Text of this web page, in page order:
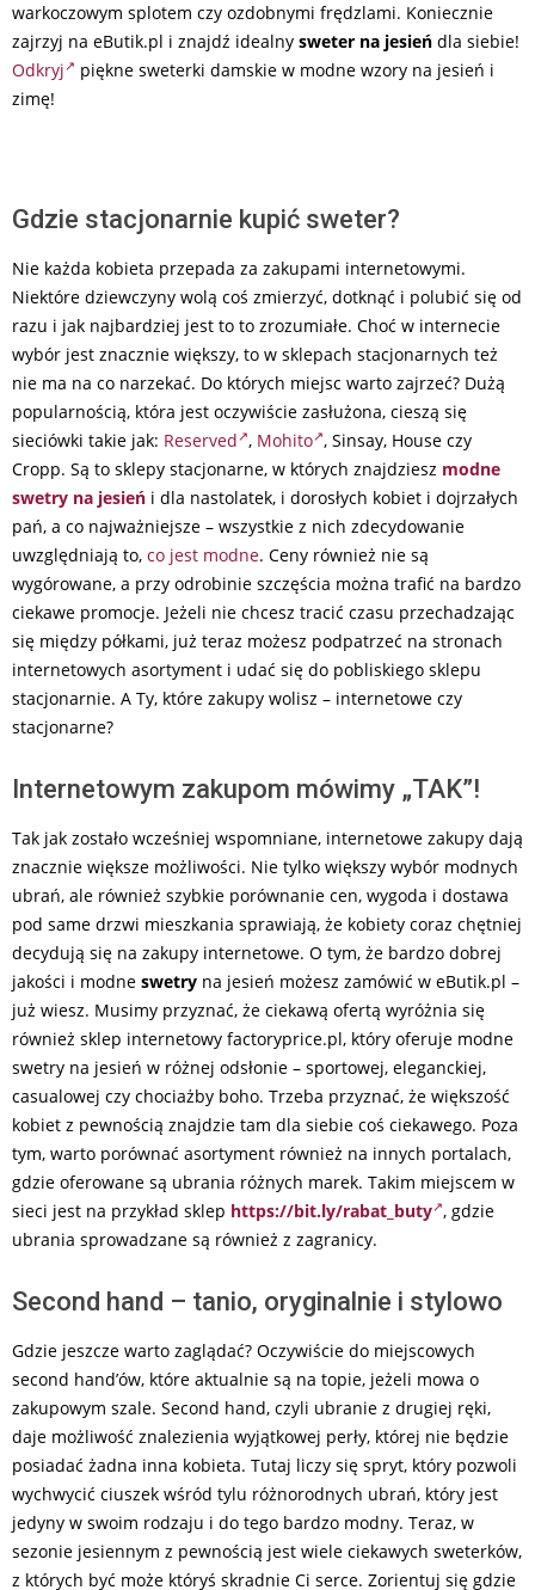
warkoczowym splotem czy ozdobnymi frędzlami. Koniecznie
zajrzyj na eButik.pl i znajdź idealny sweter na jesień dla siebie!
Odkryj
piękne sweterki damskie w modne wzory na jesień i
zimę!
Gdzie stacjonarnie kupić sweter?
Nie każda kobieta przepada za zakupami internetowymi.
Niektóre dziewczyny wolą coś zmierzyć, dotknąć i polubić się od
razu i jak najbardziej jest to to zrozumiałe. Choć w internecie
wybór jest znacznie większy, to w sklepach stacjonarnych też
nie ma na co narzekać. Do których miejsc warto zajrzeć? Dużą
popularnością, która jest oczywiście zasłużona, cieszą się
sieciówki takie jak: Reserved , Mohito , Sinsay, House czy
Cropp. Są to sklepy stacjonarne, w których znajdziesz modne
swetry na jesień i dla nastolatek, i dorosłych kobiet i dojrzałych
pań, a co najważniejsze – wszystkie z nich zdecydowanie
uwzględniają to, co jest modne. Ceny również nie są
wygórowane, a przy odrobinie szczęścia można trafić na bardzo
ciekawe promocje. Jeżeli nie chcesz tracić czasu przechadzając
się między półkami, już teraz możesz podpatrzeć na stronach
internetowych asortyment i udać się do pobliskiego sklepu
stacjonarnie. A Ty, które zakupy wolisz – internetowe czy
stacjonarne?
Internetowym zakupom mówimy „TAK”!
Tak jak zostało wcześniej wspomniane, internetowe zakupy dają
znacznie większe możliwości. Nie tylko większy wybór modnych
ubrań, ale również szybkie porównanie cen, wygoda i dostawa
pod same drzwi mieszkania sprawiają, że kobiety coraz chętniej
decydują się na zakupy internetowe. O tym, że bardzo dobrej
jakości i modne swetry na jesień możesz zamówić w eButik.pl –
już wiesz. Musimy przyznać, że ciekawą ofertą wyróżnia się
również sklep internetowy factoryprice.pl, który oferuje modne
swetry na jesień w różnej odsłonie – sportowej, eleganckiej,
casualowej czy chociażby boho. Trzeba przyznać, że większość
kobiet z pewnością znajdzie tam dla siebie coś ciekawego. Poza
tym, warto porównać asortyment również na innych portalach,
gdzie oferowane są ubrania różnych marek. Takim miejscem w
sieci jest na przykład sklep https://bit.ly/rabat_buty , gdzie
ubrania sprowadzane są również z zagranicy.
Second hand – tanio, oryginalnie i stylowo
Gdzie jeszcze warto zaglądać? Oczywiście do miejscowych
second hand’ów, które aktualnie są na topie, jeżeli mowa o
zakupowym szale. Second hand, czyli ubranie z drugiej ręki,
daje możliwość znalezienia wyjątkowej perły, której nie będzie
posiadać żadna inna kobieta. Tutaj liczy się spryt, który pozwoli
wychwycić ciuszek wśród tylu różnorodnych ubrań, który jest
jedyny w swoim rodzaju i do tego bardzo modny. Teraz, w
sezonie jesiennym z pewnością jest wiele ciekawych sweterków,
z których być może któryś skradnie Ci serce. Zorientuj się gdzie